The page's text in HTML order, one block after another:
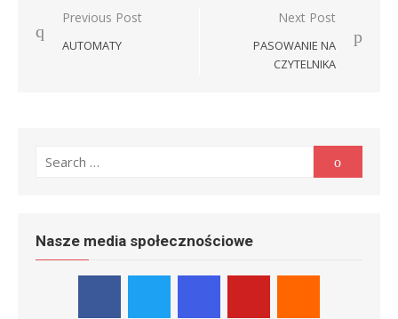
Nawigacja
wpisu
Previous Post
AUTOMATY
Next Post
PASOWANIE NA
CZYTELNIKA
for:
Nasze media społecznościowe